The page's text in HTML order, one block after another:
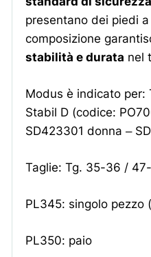
presentano dei piedi
composizione
stabilità e durata nel
Modus è indicato per:
Stabil D (codice:
SD423301 donna –
Taglie: Tg. 35-36 /
PL345: singolo pezzo
PL350: paio